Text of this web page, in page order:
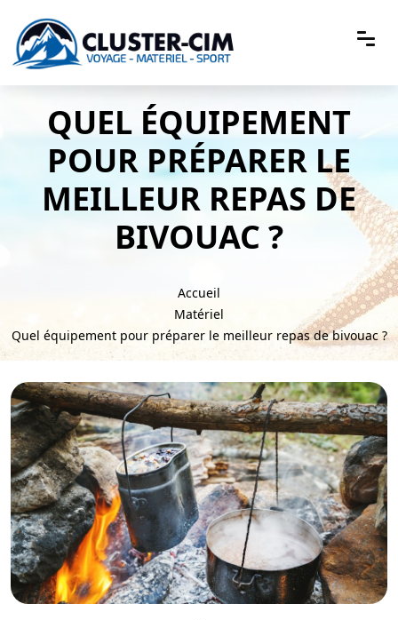
QUEL ÉQUIPEMENT
POUR PRÉPARER LE
MEILLEUR REPAS DE
BIVOUAC ?
Accueil
Matériel
Quel équipement pour préparer le meilleur repas de bivouac ?